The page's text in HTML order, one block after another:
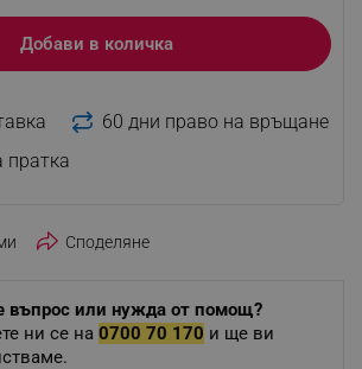
Добави в количка
60 дни право на връщане
пратка
Споделяне
въпрос или нужда от помощ?
ни се на 0700 70 170 и ще ви